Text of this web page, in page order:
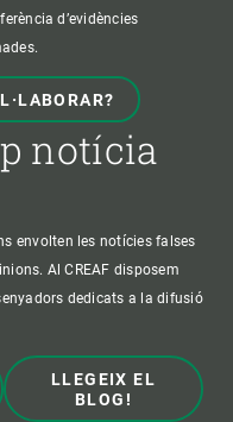
d’evidències
notícia
envolten les notícies falses
Al CREAF disposem
dedicats a la difusió
LLEGEIX EL
BLOG!